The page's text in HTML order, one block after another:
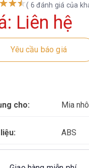
( 6 đánh giá của
Liên hệ
Yêu cầu báo giá
cho: Mia
ABS